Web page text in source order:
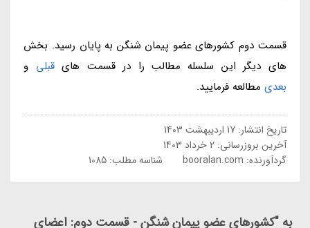
قسمت دوم کشورهای عضو پیمان شنگن به پایان رسید. بخش
های دیگر این سلسله مطالب را در قسمت هایقبلی و
بعدی مطالعه فرمایید.
تاریخ انتشار:17 اردیبهشت 1403
آخرین بروزرسانی:2 خرداد 1403
گردآورنده: booralan.com شناسه مطلب: 1085
به "کشورهای عضو پیمان شنگن - قسمت دوم: اعضای